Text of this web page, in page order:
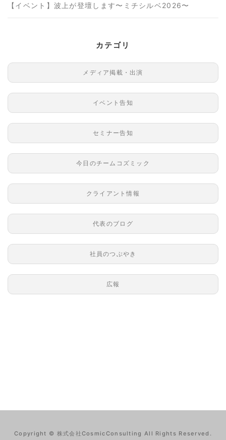
【イベント】波上が登壇します〜ミチシルベ2026〜
カテゴリ
メディア掲載・出演
イベント告知
セミナー告知
今日のチームコズミック
クライアント情報
代表のブログ
社員のつぶやき
広報
Copyright © 株式会社CosmicConsulting All Rights Reserved.